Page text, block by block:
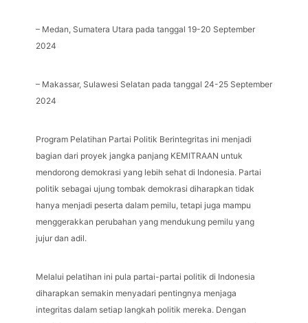
– Medan, Sumatera Utara pada tanggal 19-20 September
2024
– Makassar, Sulawesi Selatan pada tanggal 24-25 September
2024
Program Pelatihan Partai Politik Berintegritas ini menjadi
bagian dari proyek jangka panjang KEMITRAAN untuk
mendorong demokrasi yang lebih sehat di Indonesia. Partai
politik sebagai ujung tombak demokrasi diharapkan tidak
hanya menjadi peserta dalam pemilu, tetapi juga mampu
menggerakkan perubahan yang mendukung pemilu yang
jujur dan adil.
Melalui pelatihan ini pula partai-partai politik di Indonesia
diharapkan semakin menyadari pentingnya menjaga
integritas dalam setiap langkah politik mereka. Dengan